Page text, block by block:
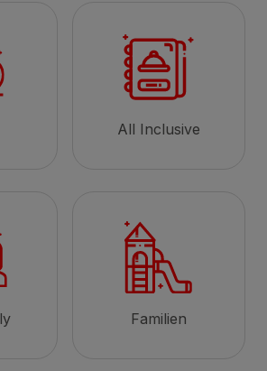
All Inclusive
Familien